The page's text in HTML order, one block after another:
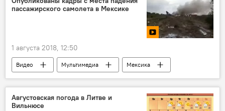
пассажирского самолета в Мексике
1 августа 2018, 12:50
Видео Мультимедиа
Мексика
самолет
Августовская погода в Литве и
Вильнюсе